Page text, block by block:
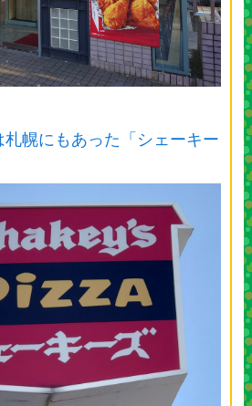
札幌にもあった「シェーキー